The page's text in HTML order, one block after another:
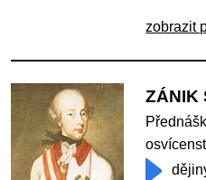
zobrazit
ZÁNIK